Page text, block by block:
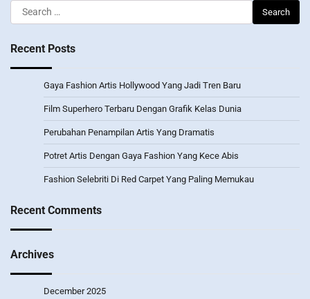
Search
for:
Recent Posts
Gaya Fashion Artis Hollywood Yang Jadi Tren Baru
Film Superhero Terbaru Dengan Grafik Kelas Dunia
Perubahan Penampilan Artis Yang Dramatis
Potret Artis Dengan Gaya Fashion Yang Kece Abis
Fashion Selebriti Di Red Carpet Yang Paling Memukau
Recent Comments
Archives
December 2025